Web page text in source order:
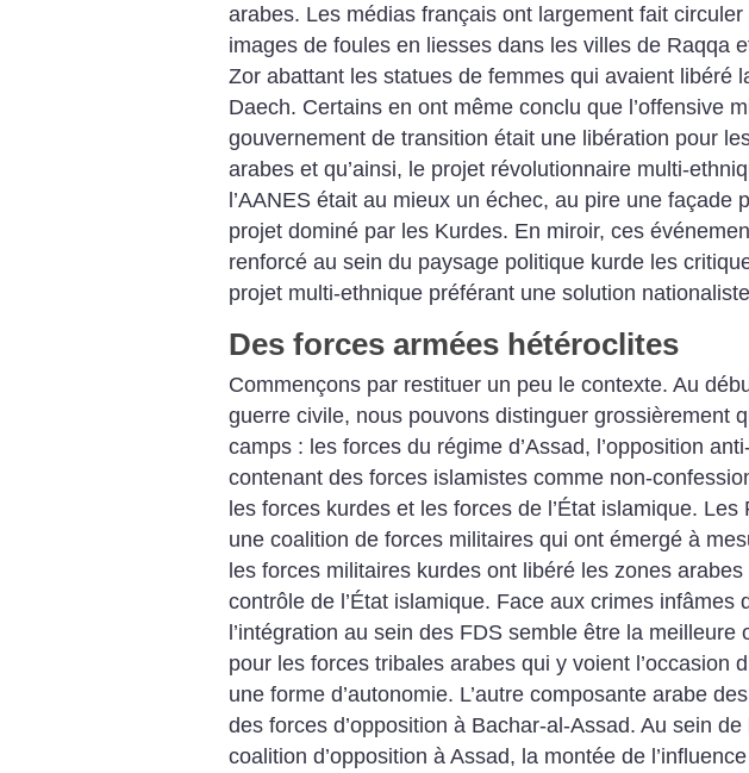
arabes. Les médias français ont largement fait circuler
images de foules en liesses dans les villes de Raqqa
Zor abattant les statues de femmes qui avaient libéré
Daech. Certains en ont même conclu que l’offensive
gouvernement de transition était une libération pour
arabes et ­qu’ainsi, le projet révolutionnaire multi-
l’AANES était au mieux un échec, au pire une façade
projet dominé par les Kurdes. En miroir, ces
renforcé au sein du paysage politique kurde les
projet ­multi-ethnique préférant une solution
Des forces armées hétéroclites
Commençons par restituer un peu le contexte. Au
guerre civile, nous pouvons distinguer grossièrement
camps : les forces du régime ­d’Assad, l’opposition
contenant des forces islamistes comme non-
les forces kurdes et les forces de l’État islamique. Les
une coalition de forces militaires qui ont émergé à
les ­forces militaires kurdes ont libéré les zones arabes
contrôle de l’État islamique. Face aux crimes infâmes
l’intégration au sein des FDS semble être la meilleure
pour les forces tribales arabes qui y voient l’occasion
une forme d’autonomie. L’autre composante arabe
des forces d’opposition à Bachar-al-Assad. Au sein de
coalition d’opposition à Assad, la montée de